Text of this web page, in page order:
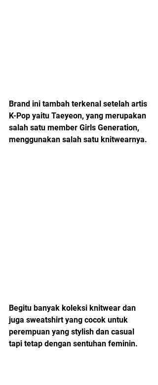
Brand ini tambah terkenal setelah artis
K-Pop yaitu Taeyeon, yang merupakan
salah satu member Girls Generation,
menggunakan salah satu knitwearnya.
Begitu banyak koleksi knitwear dan
juga sweatshirt yang cocok untuk
perempuan yang stylish dan casual
tapi tetap dengan sentuhan feminin.